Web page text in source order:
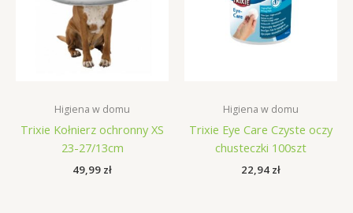
Higiena w domu
Trixie Kołnierz ochronny XS
23-27/13cm
49,99 zł
Higiena w domu
Trixie Eye Care Czyste oczy
chusteczki 100szt
22,94 zł